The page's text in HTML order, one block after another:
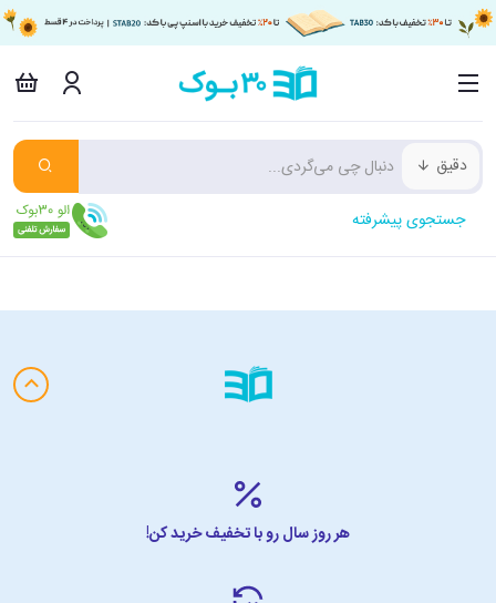
دقیق
جستجوی پیشرفته
هر روز سال رو با تخفیف خرید کن!